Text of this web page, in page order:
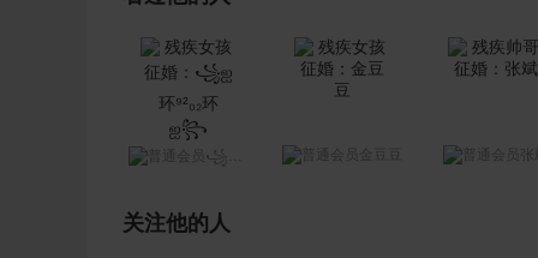
꧁ஐ环⁹²₀₂环ஐ꧂ 金豆豆
关注他的人